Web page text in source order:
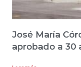
José María
aprobado a 30